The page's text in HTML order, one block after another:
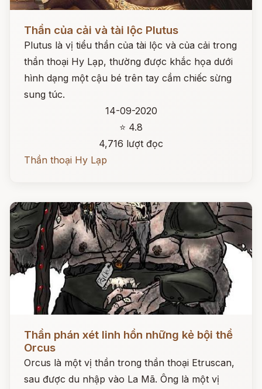
Đọc ngay
Thần của cải và tài lộc Plutus
Plutus là vị tiểu thần của tài lộc và của cải trong
thần thoại Hy Lạp, thường được khắc họa dưới
hình dạng một cậu bé trên tay cầm chiếc sừng
sung túc.
14-09-2020
⭐ 4.8
4,716 lượt đọc
Thần thoại Hy Lạp
Đọc ngay
Thần phán xét linh hồn những kẻ bội thề
Orcus
Orcus là một vị thần trong thần thoại Etruscan,
sau được du nhập vào La Mã. Ông là một vị